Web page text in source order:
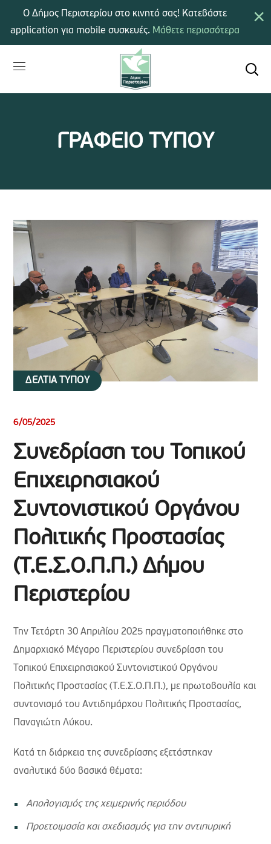
ΓΡΑΦΕΙΟ ΤΥΠΟΥ
ΔΕΛΤΙΑ ΤΥΠΟΥ
6/05/2025
Συνεδρίαση του Τοπικού
Επιχειρησιακού
Συντονιστικού Οργάνου
Πολιτικής Προστασίας
(Τ.Ε.Σ.Ο.Π.Π.) Δήμου
Περιστερίου
Την Τετάρτη 30 Απριλίου 2025 πραγματοποιήθηκε στο
Δημαρχιακό Μέγαρο Περιστερίου συνεδρίαση του
Τοπικού Επιχειρησιακού Συντονιστικού Οργάνου
Πολιτικής Προστασίας (Τ.Ε.Σ.Ο.Π.Π.), με πρωτοβουλία και
συντονισμό του Αντιδημάρχου Πολιτικής Προστασίας,
Παναγιώτη Λύκου.
Κατά τη διάρκεια της συνεδρίασης εξετάστηκαν
αναλυτικά δύο βασικά θέματα:
Απολογισμός της χειμερινής περιόδου
Προετοιμασία και σχεδιασμός για την αντιπυρική
×
Ο Δήμος Περιστερίου στο κινητό σας! Κατεβάστε
application για mobile συσκευές. Μάθετε περισσότερα